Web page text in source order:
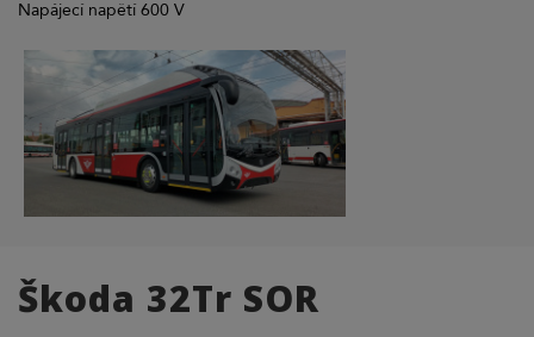
Napájecí napětí 600 V
Škoda 32Tr SOR